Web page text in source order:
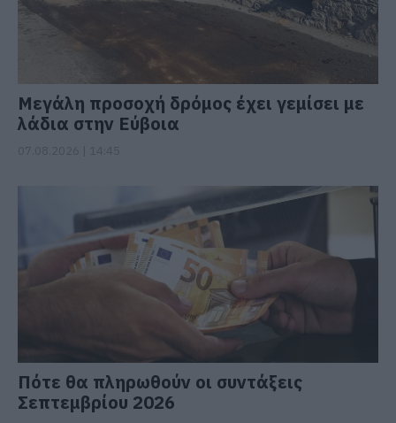
Μεγάλη προσοχή δρόμος έχει γεμίσει με
λάδια στην Εύβοια
Πότε θα πληρωθούν οι συντάξεις
Σεπτεμβρίου 2026